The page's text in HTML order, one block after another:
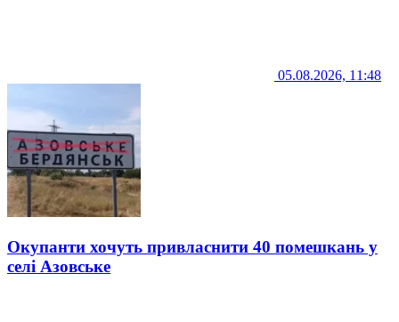
05.08.2026, 11:48
Окупанти хочуть привласнити 40 помешкань у
селі Азовське